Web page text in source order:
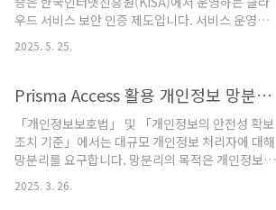
넷망 물리적 분리업무망에서 인터넷 직접 접속 금지
[업무망 PC] ---X--- [인터넷] (차단)물리적 vs 논리
적 망분리구분내용적용물리적 망분리NIC/망 자체
우드 서비스 보안 인증 제도입니다. 서비스 운영자
입장에서 필요한 전반적인 정보를 체계적으로 정리
합니다.1. CSAP 인증의 개요 및 배경1.1 제도 배경
에 관한 법률」 제23조도입 목적: 공공기관의 클라
리 기관: 과학기술정보통신부(주관), 한국인터넷진
흥원(KISA, 전담기관)1.2 인증 대상 서비스
IaaS(Infrastructure as a Service): 서버, 스토리
지, 네트워크 등 인프라 제공SaaS(Software as a
2025. 5. 25.
Prisma Access 활용 개인정보 망분리 효과와 인터넷 통제 및 보호 조치
「개인정보보호법」 및 「개인정보의 안전성 확보
조치 기준」에서는 대규모 개인정보 처리자에 대해
망분리를 요구합니다. 망분리의 목적은 개인정보가
저장된 내부 업무망을 인터넷으로부터 물리적 또는
논리적으로 완벽히 분리하여 개인정보 유출 위험의
2025. 3. 26.